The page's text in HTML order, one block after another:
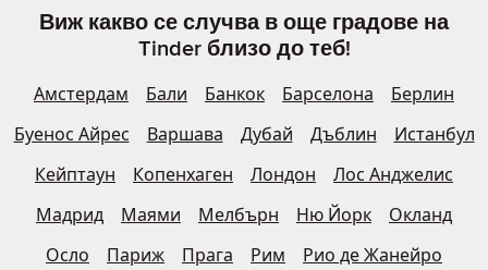
Виж какво се случва в още градове на
Tinder близо до теб!
Амстердам Бали Банкок Барселона
Берлин
Буенос Айрес
Варшава Дубай Дъблин
Истанбул
Кейптаун
Копенхаген Лондон
Лос Анджелис
Мадрид
Маями Мелбърн Ню Йорк
Окланд
Осло
Париж Прага Рим
Рио де Жанейро